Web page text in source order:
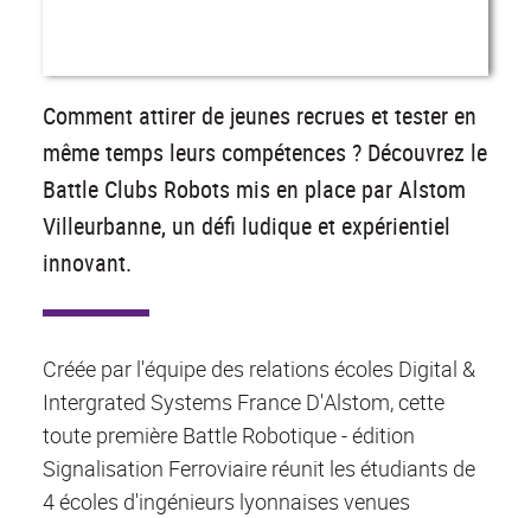
Comment attirer de jeunes recrues et tester en
même temps leurs compétences ? Découvrez le
Battle Clubs Robots mis en place par Alstom
Villeurbanne, un défi ludique et expérientiel
innovant.
Créée par l'équipe des relations écoles Digital &
Intergrated Systems France D'Alstom, cette
toute première Battle Robotique - édition
Signalisation Ferroviaire réunit les étudiants de
4 écoles d'ingénieurs lyonnaises venues